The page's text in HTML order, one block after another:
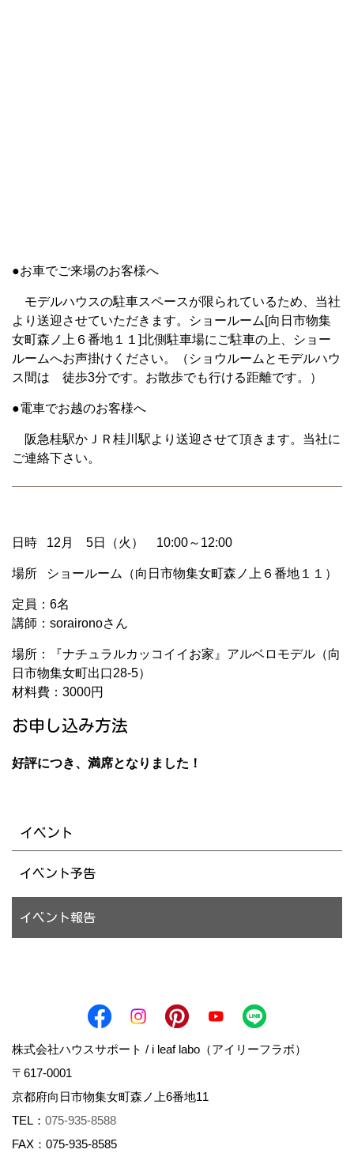
●お車でご来場のお客様へ
モデルハウスの駐車スペースが限られているため、当社
より送迎させていただきます。ショールーム[向日市物集
女町森ノ上６番地１１]北側駐車場にご駐車の上、ショー
ルームへお声掛けください。（ショウルームとモデルハウ
ス間は 徒歩3分です。お散歩でも行ける距離です。）
●電車でお越のお客様へ
阪急桂駅かＪＲ桂川駅より送迎させて頂きます。当社に
ご連絡下さい。
日時 12月 5日（火） 10:00～12:00
場所 ショールーム（向日市物集女町森ノ上６番地１１）
定員：6名
講師：soraironoさん
場所：『ナチュラルカッコイイお家』アルベロモデル（向
日市物集女町出口28-5）
材料費：3000円
お申し込み方法
好評につき、満席となりました！
イベント
イベント予告
イベント報告
株式会社ハウスサポート / i leaf labo（アイリーフラボ）
〒617-0001
京都府向日市物集女町森ノ上6番地11
TEL： 075-935-8588
FAX：075-935-8585